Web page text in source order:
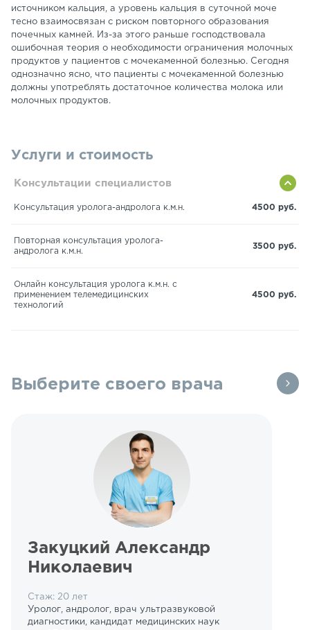
источником кальция, а уровень кальция в суточной моче
тесно взаимосвязан с риском повторного образования
почечных камней. Из-за этого раньше господствовала
ошибочная теория о необходимости ограничения молочных
продуктов у пациентов с мочекаменной болезнью. Сегодня
однозначно ясно, что пациенты с мочекаменной болезнью
должны употреблять достаточное количества молока или
молочных продуктов.
Услуги и стоимость
Консультации специалистов
Консультация уролога-андролога к.м.н. 4500 руб.
Повторная консультация уролога-
андролога к.м.н.
3500 руб.
Онлайн консультация уролога к.м.н. с
применением телемедицинских
технологий
4500 руб.
Выберите своего врача
Закуцкий Александр
Николаевич
Стаж: 20 лет
Уролог, андролог, врач ультразвуковой
диагностики, кандидат медицинских наук